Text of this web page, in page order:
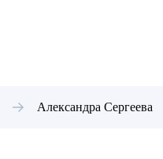
Александра Сергеева